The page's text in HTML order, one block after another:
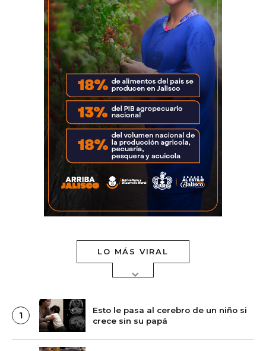
LO MÁS VIRAL
1
Esto le pasa al cerebro de un niño si
crece sin su papá